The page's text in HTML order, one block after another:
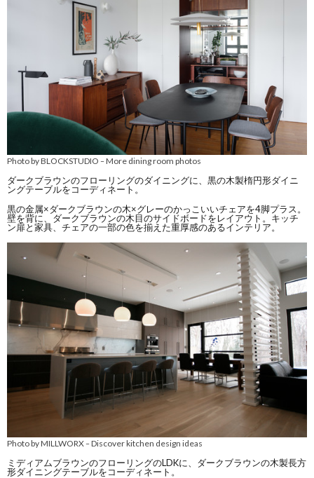
Photo by BLOCKSTUDIO –More dining room photos
ダークブラウンのフローリングのダイニングに、黒の木製楕円形ダイニ
ングテーブルをコーディネート。
黒の金属×ダークブラウンの木×グレーのかっこいいチェアを4脚プラス。
壁を背に、ダークブラウンの木目のサイドボードをレイアウト。キッチ
ン扉と家具、チェアの一部の色を揃えた重厚感のあるインテリア。
Photo by MILLWORX–Discover kitchen design ideas
ミディアムブラウンのフローリングのLDKに、ダークブラウンの木製長方
形ダイニングテーブルをコーディネート。